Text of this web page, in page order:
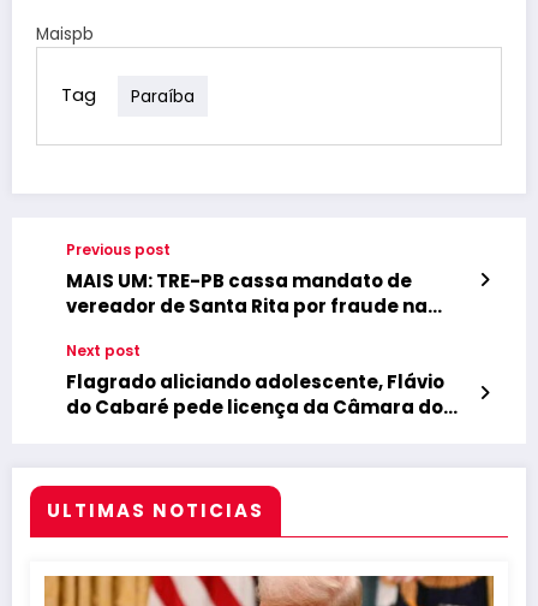
Maispb
Tag Paraíba
Previous post
MAIS UM: TRE-PB cassa mandato de
vereador de Santa Rita por fraude na
Next post
Flagrado aliciando adolescente, Flávio
do Cabaré pede licença da Câmara do
ULTIMAS NOTICIAS